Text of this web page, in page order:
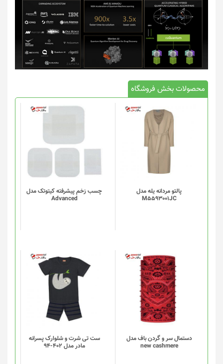
محصولات بخش فروشگاه
پالتو مردانه یله مدل
M5593001JC
چسب زخم پیشرفته کیتوتک مدل
Advanced
دستمال سر و گردن باف مدل
new cashmere
ست تی شرت و شلوارک پسرانه
مادر مدل 402-94